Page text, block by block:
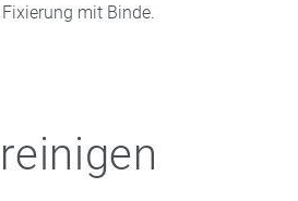
mit Binde.